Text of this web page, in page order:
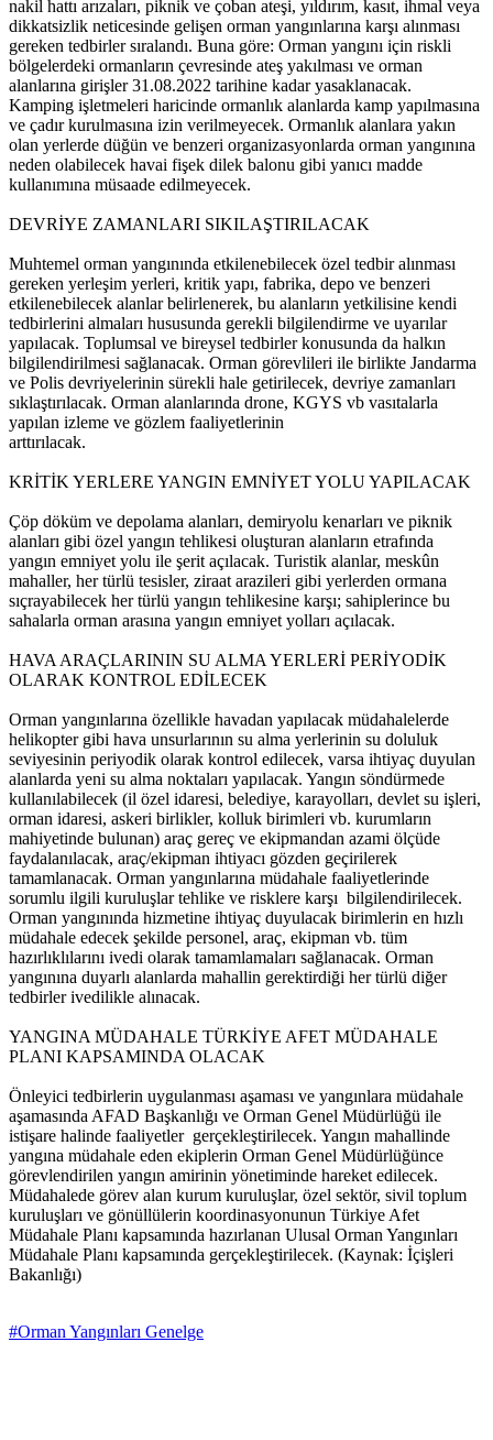
nakil hattı arızaları, piknik ve çoban ateşi, yıldırım, kasıt, ihmal veya
dikkatsizlik neticesinde gelişen orman yangınlarına karşı alınması
gereken tedbirler sıralandı. Buna göre: Orman yangını için riskli
bölgelerdeki ormanların çevresinde ateş yakılması ve orman
alanlarına girişler 31.08.2022 tarihine kadar yasaklanacak.
Kamping işletmeleri haricinde ormanlık alanlarda kamp yapılmasına
ve çadır kurulmasına izin verilmeyecek. Ormanlık alanlara yakın
olan yerlerde düğün ve benzeri organizasyonlarda orman yangınına
neden olabilecek havai fişek dilek balonu gibi yanıcı madde
kullanımına müsaade edilmeyecek.
DEVRİYE ZAMANLARI SIKILAŞTIRILACAK
Muhtemel orman yangınında etkilenebilecek özel tedbir alınması
gereken yerleşim yerleri, kritik yapı, fabrika, depo ve benzeri
etkilenebilecek alanlar belirlenerek, bu alanların yetkilisine kendi
tedbirlerini almaları hususunda gerekli bilgilendirme ve uyarılar
yapılacak. Toplumsal ve bireysel tedbirler konusunda da halkın
bilgilendirilmesi sağlanacak. Orman görevlileri ile birlikte Jandarma
ve Polis devriyelerinin sürekli hale getirilecek, devriye zamanları
sıklaştırılacak. Orman alanlarında drone, KGYS vb vasıtalarla
yapılan izleme ve gözlem faaliyetlerinin
arttırılacak.
KRİTİK YERLERE YANGIN EMNİYET YOLU YAPILACAK
Çöp döküm ve depolama alanları, demiryolu kenarları ve piknik
alanları gibi özel yangın tehlikesi oluşturan alanların etrafında
yangın emniyet yolu ile şerit açılacak. Turistik alanlar, meskûn
mahaller, her türlü tesisler, ziraat arazileri gibi yerlerden ormana
sıçrayabilecek her türlü yangın tehlikesine karşı; sahiplerince bu
sahalarla orman arasına yangın emniyet yolları açılacak.
HAVA ARAÇLARININ SU ALMA YERLERİ PERİYODİK
OLARAK KONTROL EDİLECEK
Orman yangınlarına özellikle havadan yapılacak müdahalelerde
helikopter gibi hava unsurlarının su alma yerlerinin su doluluk
seviyesinin periyodik olarak kontrol edilecek, varsa ihtiyaç duyulan
alanlarda yeni su alma noktaları yapılacak. Yangın söndürmede
kullanılabilecek (il özel idaresi, belediye, karayolları, devlet su işleri,
orman idaresi, askeri birlikler, kolluk birimleri vb. kurumların
mahiyetinde bulunan) araç gereç ve ekipmandan azami ölçüde
faydalanılacak, araç/ekipman ihtiyacı gözden geçirilerek
tamamlanacak. Orman yangınlarına müdahale faaliyetlerinde
sorumlu ilgili kuruluşlar tehlike ve risklere karşı bilgilendirilecek.
Orman yangınında hizmetine ihtiyaç duyulacak birimlerin en hızlı
müdahale edecek şekilde personel, araç, ekipman vb. tüm
hazırlıklılarını ivedi olarak tamamlamaları sağlanacak. Orman
yangınına duyarlı alanlarda mahallin gerektirdiği her türlü diğer
tedbirler ivedilikle alınacak.
YANGINA MÜDAHALE TÜRKİYE AFET MÜDAHALE
PLANI KAPSAMINDA OLACAK
Önleyici tedbirlerin uygulanması aşaması ve yangınlara müdahale
aşamasında AFAD Başkanlığı ve Orman Genel Müdürlüğü ile
istişare halinde faaliyetler gerçekleştirilecek. Yangın mahallinde
yangına müdahale eden ekiplerin Orman Genel Müdürlüğünce
görevlendirilen yangın amirinin yönetiminde hareket edilecek.
Müdahalede görev alan kurum kuruluşlar, özel sektör, sivil toplum
kuruluşları ve gönüllülerin koordinasyonunun Türkiye Afet
Müdahale Planı kapsamında hazırlanan Ulusal Orman Yangınları
Müdahale Planı kapsamında gerçekleştirilecek. (Kaynak: İçişleri
Bakanlığı)
#Orman Yangınları Genelge